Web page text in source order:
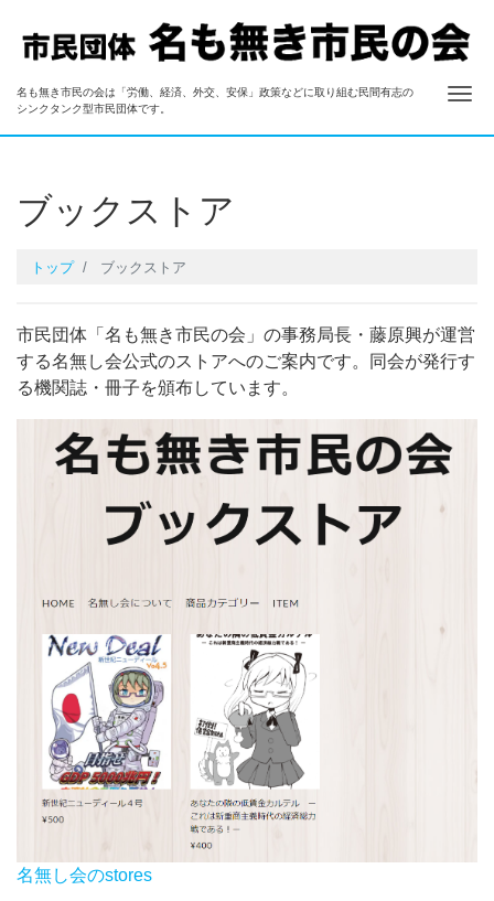
名も無き市民の会
名も無き市民の会は「労働、経済、外交、安保」政策などに取り組む民間有志の
シンクタンク型市民団体です。
ナ
ブックストア
トップ ブックストア
市民団体「名も無き市民の会」の事務局長・藤原興が運営
する名無し会公式のストアへのご案内です。同会が発行す
る機関誌・冊子を頒布しています。
名無し会のstores